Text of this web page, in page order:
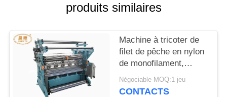
DU
SITE
POLITIQUE
produits similaires
Machine à tricoter de
filet de pêche en nylon
de monofilament,
machine à grande
vitesse de filet de
Négociable MOQ:1 jeu
CONTACTS